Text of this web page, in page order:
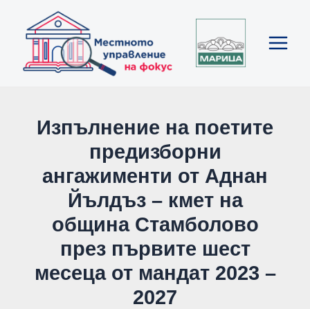
content
Menu
Изпълнение на поетите
предизборни
ангажименти от Аднан
Йълдъз – кмет на
община Стамболово
през първите шест
месеца от мандат 2023 –
2027
navigation